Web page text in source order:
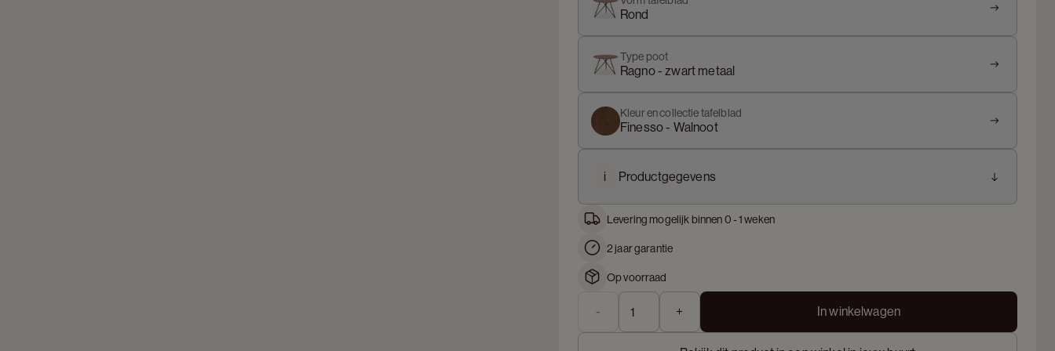
Rond
Type poot
Ragno - zwart metaal
Kleur en collectie tafelblad
Finesso - Walnoot
i Productgegevens
Levering mogelijk binnen 0 - 1 weken
2 jaar garantie
Op voorraad
- + In winkelwagen